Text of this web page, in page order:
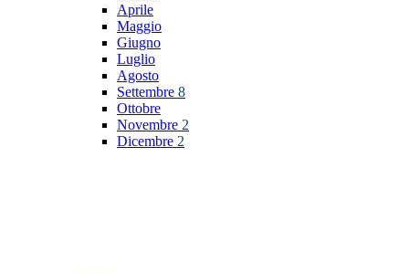
Aprile
Maggio
Giugno
Luglio
Agosto
Settembre 8
Ottobre
Novembre 2
Dicembre 2